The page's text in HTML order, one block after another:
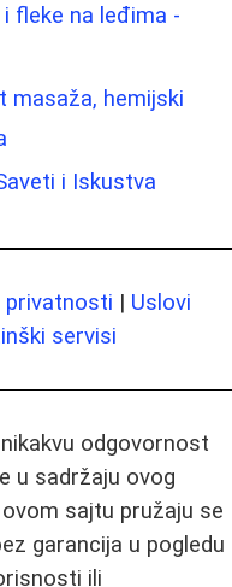
fleke na leđima -
masaža, hemijski
i Iskustva
privatnosti | Uslovi
servisi
odgovornost
u sadržaju ovog
sajtu pružaju se
garancija u pogledu
ili